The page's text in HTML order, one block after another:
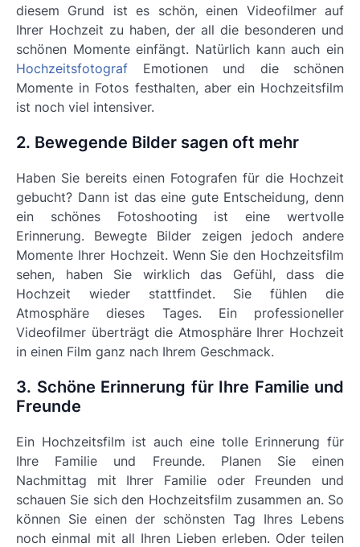
diesem Grund ist es schön, einen Videofilmer auf
Ihrer Hochzeit zu haben, der all die besonderen und
schönen Momente einfängt. Natürlich kann auch ein
Hochzeitsfotograf Emotionen und die schönen
Momente in Fotos festhalten, aber ein Hochzeitsfilm
ist noch viel intensiver.
2. Bewegende Bilder sagen oft mehr
Haben Sie bereits einen Fotografen für die Hochzeit
gebucht? Dann ist das eine gute Entscheidung, denn
ein schönes Fotoshooting ist eine wertvolle
Erinnerung. Bewegte Bilder zeigen jedoch andere
Momente Ihrer Hochzeit. Wenn Sie den Hochzeitsfilm
sehen, haben Sie wirklich das Gefühl, dass die
Hochzeit wieder stattfindet. Sie fühlen die
Atmosphäre dieses Tages. Ein professioneller
Videofilmer überträgt die Atmosphäre Ihrer Hochzeit
in einen Film ganz nach Ihrem Geschmack.
3. Schöne Erinnerung für Ihre Familie und
Freunde
Ein Hochzeitsfilm ist auch eine tolle Erinnerung für
Ihre Familie und Freunde. Planen Sie einen
Nachmittag mit Ihrer Familie oder Freunden und
schauen Sie sich den Hochzeitsfilm zusammen an. So
können Sie einen der schönsten Tag Ihres Lebens
noch einmal mit all Ihren Lieben erleben. Oder teilen